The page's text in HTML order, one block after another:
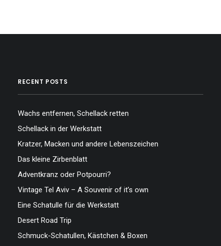
RECENT POSTS
Wachs entfernen, Schellack retten
Schellack in der Werkstatt
Kratzer, Macken und andere Lebenszeichen
Das kleine Zirbenblatt
Adventkranz oder Potpourri?
Vintage Tel Aviv – A Souvenir of it’s own
Eine Schatulle für die Werkstatt
Desert Road Trip
Schmuck-Schatullen, Kästchen & Boxen